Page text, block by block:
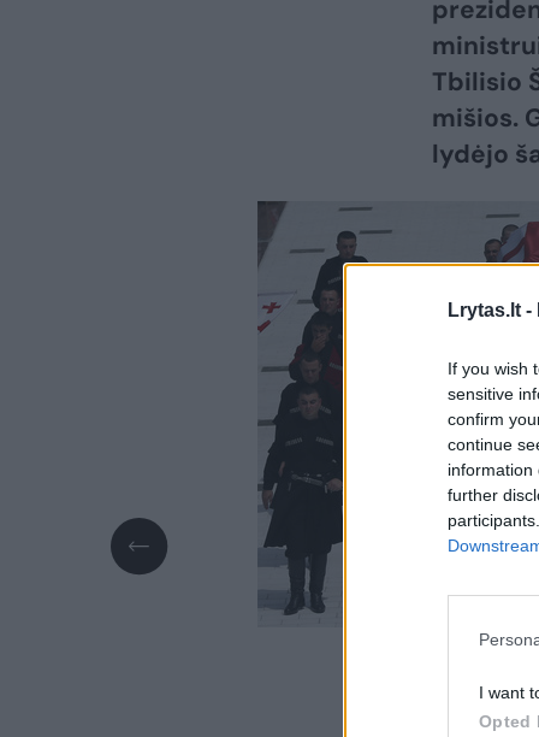
Lrytas.lt -
If you wish
sensitive
confirm
continue
information
further
I want
Opted
Tbilisio
mišios.
lydėjo